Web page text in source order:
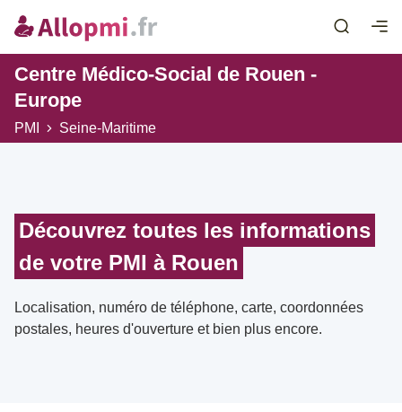
Centre Médico-Social de Rouen -
Europe
PMI Seine-Maritime
Découvrez toutes les informations
de votre PMI à Rouen
Localisation, numéro de téléphone, carte, coordonnées
postales, heures d'ouverture et bien plus encore.